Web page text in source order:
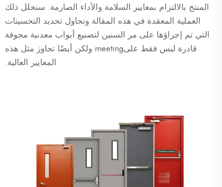
المنتج بالالتزام بمعايير السلامة والأداء الصارمة. سنحلل ذلك
العملية المعقدة في هذه المقالة ونحاول تحديد التحسينات
التي تم إجراؤها على مر السنين لتصنيع أبواب معدنية مجوفة
قادرة ليس فقط علىmeeting ولكن أيضًا تجاوز مثل هذه
المعايير العالية.